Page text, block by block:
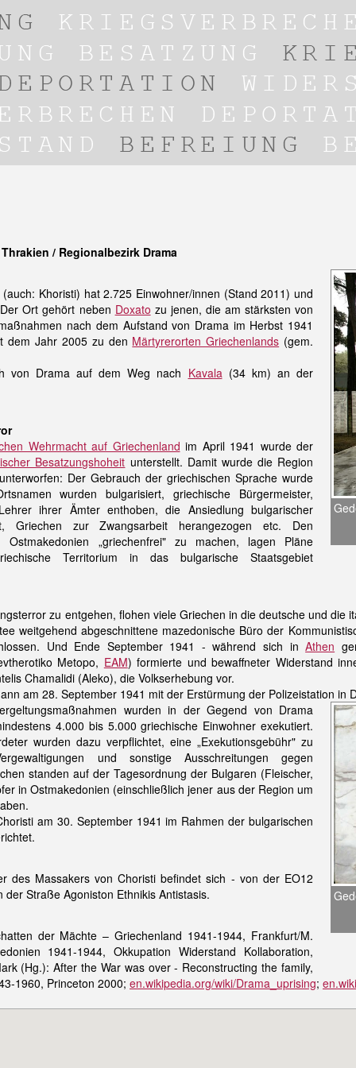
/ Regionalbezirk Drama
Khoristi) hat 2.725 Einwohner/innen (Stand 2011) und
Ort gehört neben Doxato zu jenen, die am stärksten von
nach dem Aufstand von Drama im Herbst 1941
dem Jahr 2005 zu den Märtyrerorten Griechenlands (gem.
von Drama auf dem Weg nach Kavala(34 km) an der
Wehrmacht auf Griechenland im April 1941 wurde der
Besatzungshoheit unterstellt. Damit wurde die Region
Der Gebrauch der griechischen Sprache wurde
wurden bulgarisiert, griechische Bürgermeister,
ihrer Ämter enthoben, die Ansiedlung bulgarischer
Griechen zur Zwangsarbeit herangezogen etc. Den
Ostmakedonien „griechenfrei" zu machen, lagen Pläne
Territorium in das bulgarische Staatsgebiet
zu entgehen, flohen viele Griechen in die deutsche und
weitgehend abgeschnittene mazedonische Büro der
Und Ende September 1941 - während sich inAthen
Metopo, EAM) formierte und bewaffneter Widerstand
Chamalidi (Aleko), die Volkserhebung vor.
am 28. September 1941 mit der Erstürmung der Polizeistation
wurden in der Gegend von Drama
4.000 bis 5.000 griechische Einwohner exekutiert.
wurden dazu verpflichtet, eine „Exekutionsgebühr" zu
und sonstige Ausschreitungen gegen
standen auf der Tagesordnung der Bulgaren (Fleischer,
in Ostmakedonien (einschließlich jener aus der Region um
am 30. September 1941 im Rahmen der bulgarischen
des Massakers von Choristi befindet sich - von der EO12
Straße Agoniston Ethnikis Antistasis.
der Mächte – Griechenland 1941-1944, Frankfurt/M.
1941-1944, Okkupation Widerstand Kollaboration,
(Hg.): After the War was over - Reconstructing the family,
1960, Princeton 2000; en.wikipedia.org/wiki/Drama_uprising;